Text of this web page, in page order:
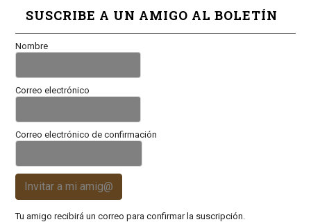
SUSCRIBE A UN AMIGO AL BOLETÍN
Nombre
Correo electrónico
Correo electrónico de confirmación
Invitar a mi amig@
Tu amigo recibirá un correo para confirmar la suscripción.